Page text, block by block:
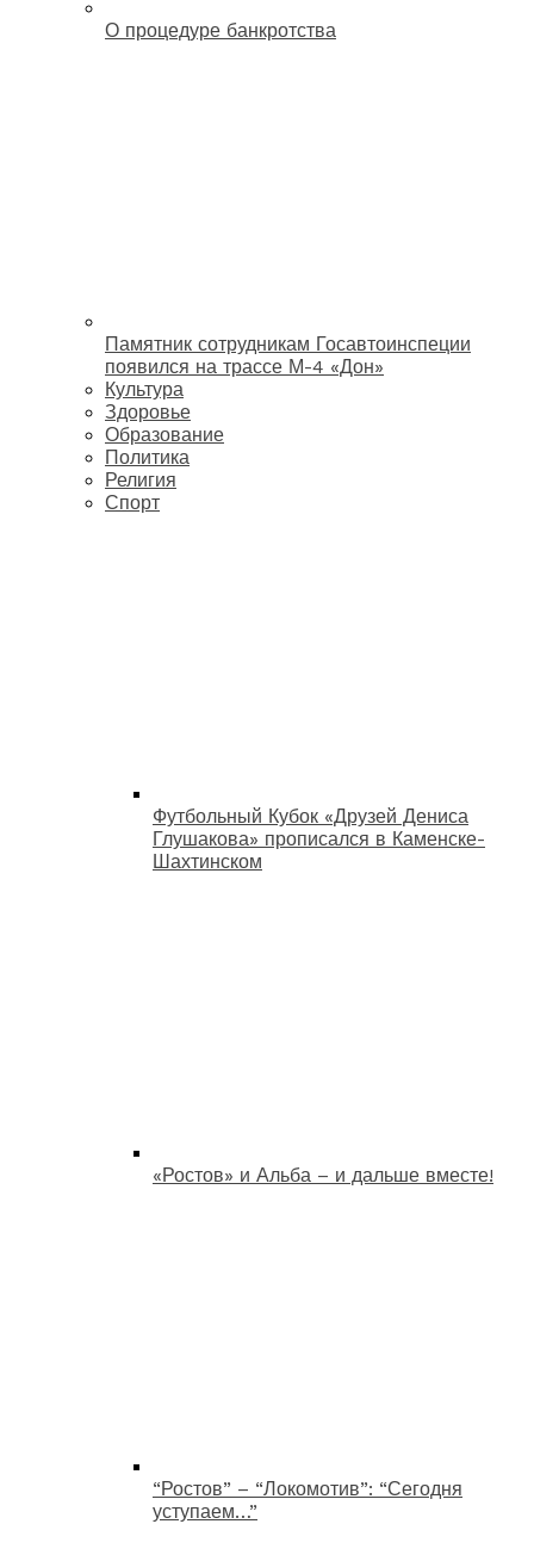
О процедуре банкротства
Памятник сотрудникам Госавтоинспеции
появился на трассе М-4 «Дон»
Культура
Здоровье
Образование
Политика
Религия
Спорт
Футбольный Кубок «Друзей Дениса
Глушакова» прописался в Каменске-
Шахтинском
«Ростов» и Альба – и дальше вместе!
“Ростов” – “Локомотив”: “Сегодня
уступаем…”